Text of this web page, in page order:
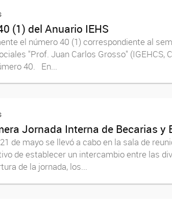
(1) del Anuario IEHS
el número 40 (1) correspondiente al
"Prof. Juan Carlos Grosso"
40. En...
Jornada Interna de Becarias y
de mayo se llevó a cabo en la sala de
de establecer un intercambio entre las
de la jornada, los...